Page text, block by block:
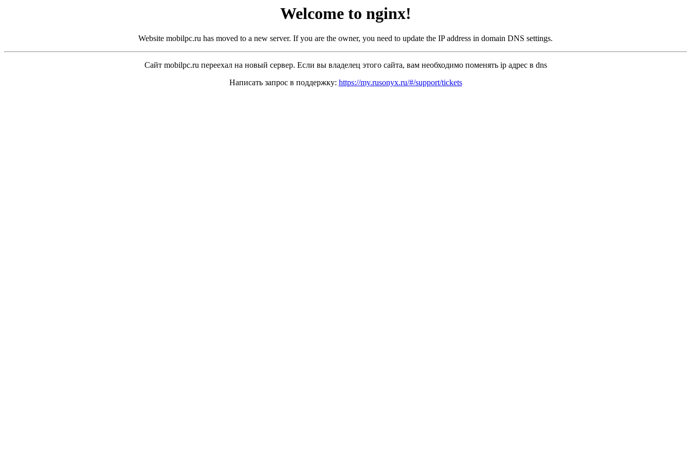
Welcome to nginx!
Website mobilpc.ru has moved to a new server. If you are the owner, you need to update the IP address in domain DNS settings.
Сайт mobilpc.ru переехал на новый сервер. Если вы владелец этого сайта, вам необходимо поменять ip адрес в dns
Написать запрос в поддержку: https://my.rusonyx.ru/#/support/tickets